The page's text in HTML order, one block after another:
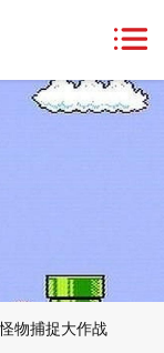
物捕捉大作战